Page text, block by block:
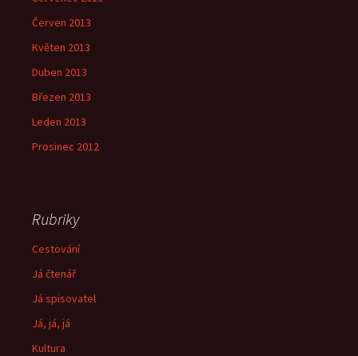
Červen 2013
Květen 2013
Duben 2013
Březen 2013
Leden 2013
Prosinec 2012
Rubriky
Cestování
Já čtenář
Já spisovatel
Já, já, já
Kultura